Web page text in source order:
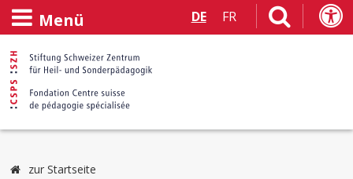
Menü DE FR
zur Startseite